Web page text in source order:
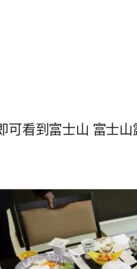
可看到富士山 富士